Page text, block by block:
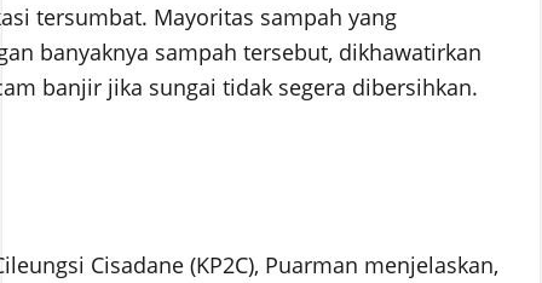
tersumbat. Mayoritas sampah yang
banyaknya sampah tersebut, dikhawatirkan
banjir jika sungai tidak segera dibersihkan.
Cisadane (KP2C), Puarman menjelaskan,